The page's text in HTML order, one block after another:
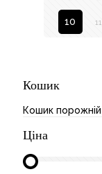
10 11
Кошик
Кошик порожній
Ціна